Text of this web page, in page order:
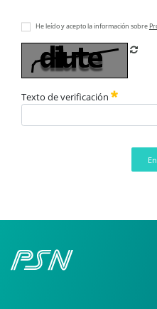
He leído y acepto la información sobre
Texto de verificación